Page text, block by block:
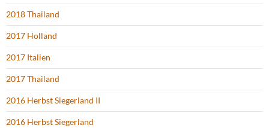
2018 Thailand
2017 Holland
2017 Italien
2017 Thailand
2016 Herbst Siegerland II
2016 Herbst Siegerland